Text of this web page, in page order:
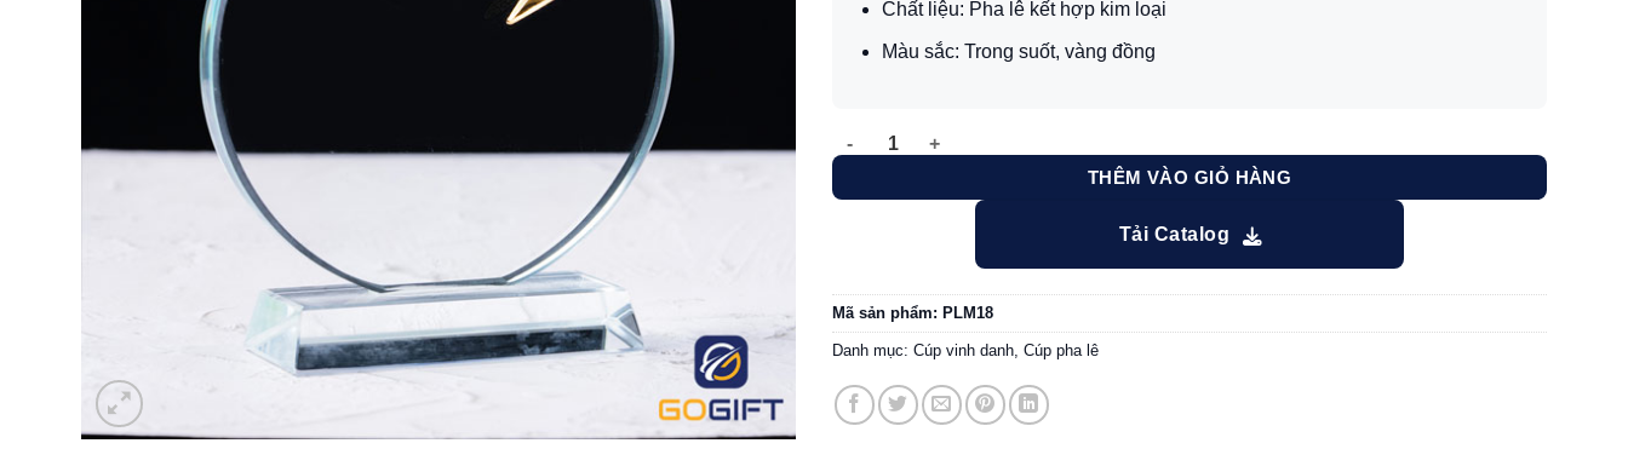
Chất liệu: Pha lê kết hợp kim loại
Màu sắc: Trong suốt, vàng đồng
Cúp pha lê vinh danh hình tròn gắn ngôi sao PLM18 số lượng
THÊM VÀO GIỎ HÀNG
Tải Catalog
Mã sản phẩm: PLM18
Danh mục: Cúp vinh danh, Cúp pha lê